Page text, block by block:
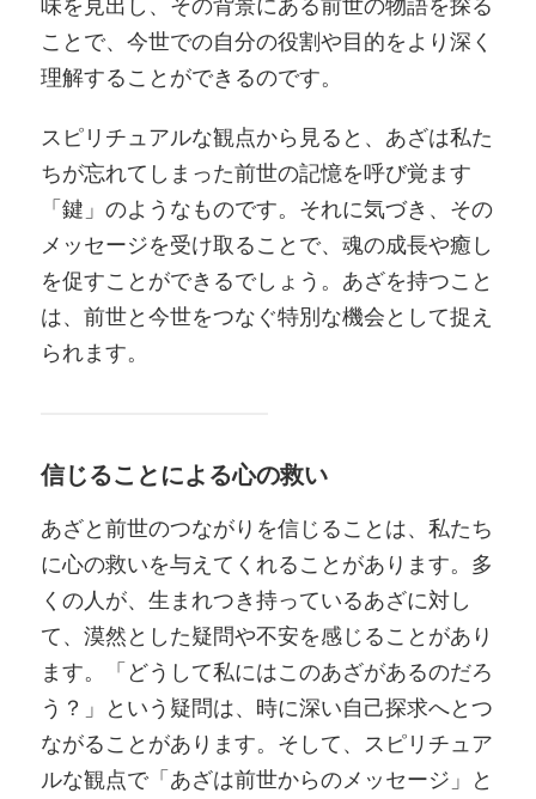
ことで、今世での自分の役割や目的をより深く
理解することができるのです。
スピリチュアルな観点から見ると、あざは私た
ちが忘れてしまった前世の記憶を呼び覚ます
「鍵」のようなものです。それに気づき、その
メッセージを受け取ることで、魂の成長や癒し
を促すことができるでしょう。あざを持つこと
は、前世と今世をつなぐ特別な機会として捉え
られます。
信じることによる心の救い
あざと前世のつながりを信じることは、私たち
に心の救いを与えてくれることがあります。多
くの人が、生まれつき持っているあざに対し
て、漠然とした疑問や不安を感じることがあり
ます。「どうして私にはこのあざがあるのだろ
う？」という疑問は、時に深い自己探求へとつ
ながることがあります。そして、スピリチュア
ルな観点で「あざは前世からのメッセージ」と